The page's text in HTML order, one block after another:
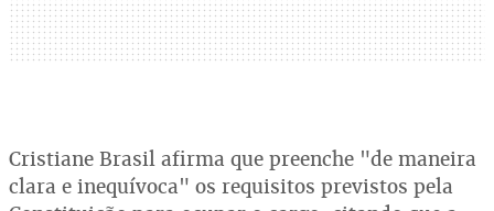
Cristiane Brasil afirma que preenche "de maneira
clara e inequívoca" os requisitos previstos pela